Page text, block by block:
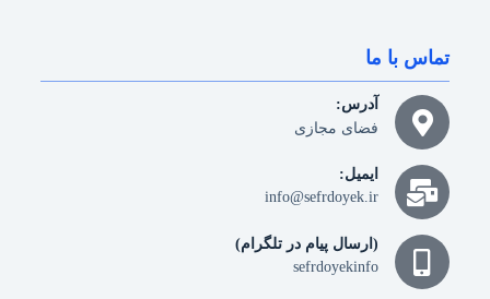
تماس با ما
آدرس:
فضای مجازی
ایمیل:
info@sefrdoyek.ir
(ارسال پیام در تلگرام)
sefrdoyekinfo